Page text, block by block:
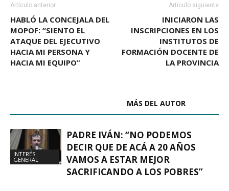
Artículo anterior
HABLÓ LA CONCEJALA DEL
MOPOF: “SIENTO EL
ATAQUE DEL EJECUTIVO
HACIA MI PERSONA Y
HACIA MI EQUIPO”
Artículo siguiente
INICIARON LAS
INSCRIPCIONES EN LOS
INSTITUTOS DE
FORMACIÓN DOCENTE DE
LA PROVINCIA
MÁS DEL AUTOR
INTERÉS
GENERAL
PADRE IVÁN: “NO PODEMOS
DECIR QUE DE ACÁ A 20 AÑOS
VAMOS A ESTAR MEJOR
SACRIFICANDO A LOS POBRES”